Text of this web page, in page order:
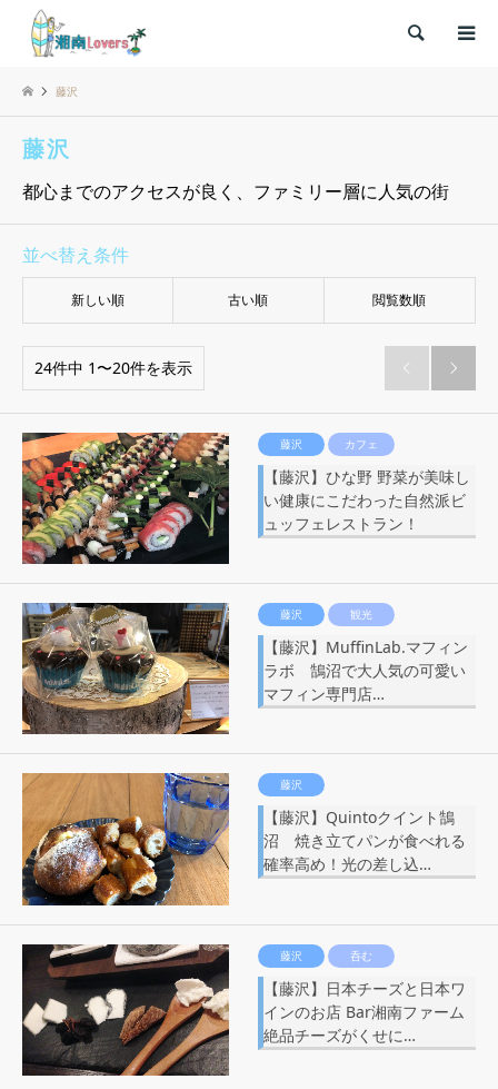
検索
藤沢
藤沢
都心までのアクセスが良く、ファミリー層に人気の街
並べ替え条件
新しい順 古い順 閲覧数順
24件中 1〜20件を表示  
藤沢 カフェ
【藤沢】ひな野 野菜が美味し
い健康にこだわった自然派ビ
ュッフェレストラン！
藤沢 観光
【藤沢】MuffinLab.マフィン
ラボ 鵠沼で大人気の可愛い
マフィン専門店…
藤沢
【藤沢】Quintoクイント鵠
沼 焼き立てパンが食べれる
確率高め！光の差し込…
藤沢 呑む
【藤沢】日本チーズと日本ワ
インのお店 Bar湘南ファーム
絶品チーズがくせに…